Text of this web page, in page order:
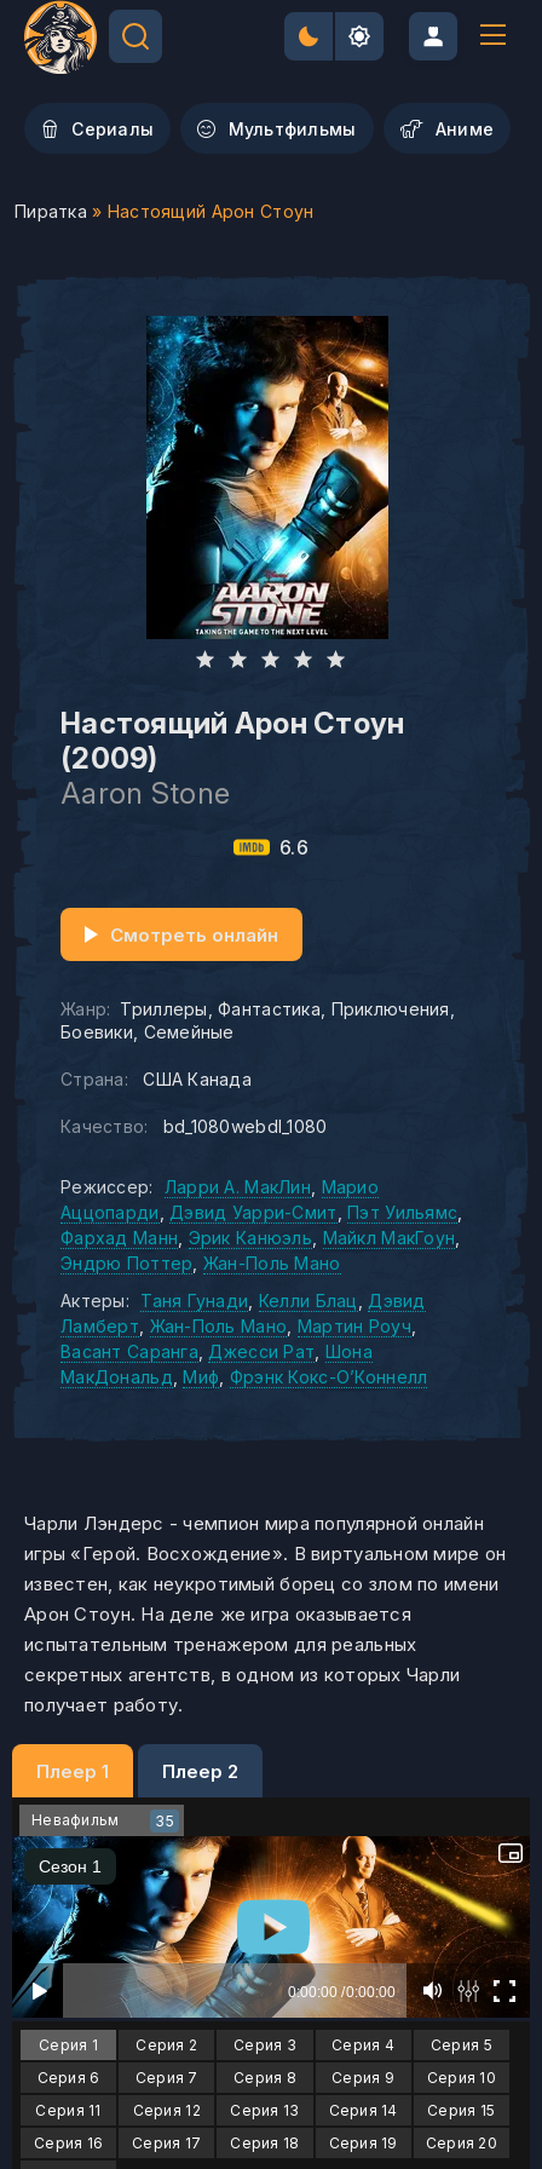
Сериалы Мультфильмы Aниме
Пиратка » Настоящий Арон Стоун
Настоящий Арон Стоун
(2009)
Aaron Stone
6.6
Жанр: Триллеры Фантастика Приключения
Боевики Семейные
Страна: США Канада
Качество: bd_1080webdl_1080
Смотреть онлайн
Режиссер: Ларри А. МакЛин Марио
Аццопарди
Дэвид Уарри-Смит Пэт Уильямс
Фархад Манн Эрик Канюэль Майкл МакГоун
Эндрю Поттер Жан-Поль Мано
Актеры:
Таня Гунади Келли Блац
Дэвид
Ламберт Жан-Поль Мано Мартин Роуч
Васант Саранга Джесси Рат Шона
МакДональд
Миф Фрэнк Кокс-О’Коннелл
Чарли Лэндерс - чемпион мира популярной онлайн
игры «Герой. Восхождение». В виртуальном мире он
известен, как неукротимый борец со злом по имени
Арон Стоун. На деле же игра оказывается
испытательным тренажером для реальных
секретных агентств, в одном из которых Чарли
получает работу.
Плеер 1 Плеер 2
Невафильм 35
Серия 1 Серия 2 Серия 3 Серия 4
Серия 5
Серия 6
Серия 7 Серия 8 Серия 9
Серия 10
Серия 11
Серия 12 Серия 13 Серия 14
Серия 15
Серия 16
Серия 17 Серия 18 Серия 19
Серия 20